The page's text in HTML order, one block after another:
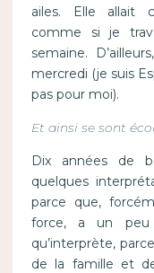
ailes. Elle allait
comme si je
semaine.
mercredi (je suis
pas pour moi).
Et ainsi se sont
Dix années de
quelques
parce que,
force, a un peu
qu’interprète,
de la famille et